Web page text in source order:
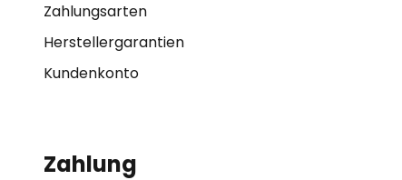
Zahlungsarten
Herstellergarantien
Kundenkonto
Zahlung